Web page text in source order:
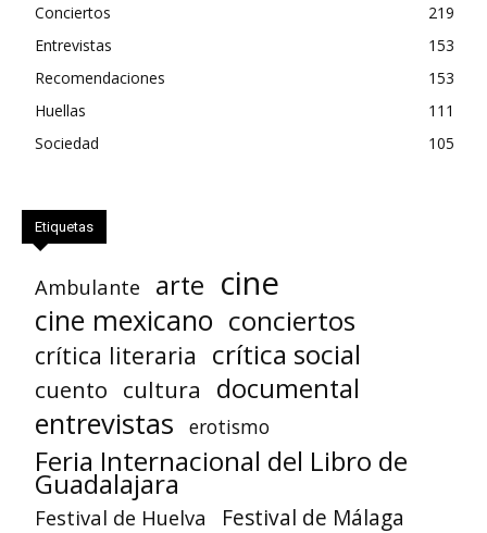
Conciertos
219
Entrevistas
153
Recomendaciones
153
Huellas
111
Sociedad
105
Etiquetas
Ambulante arte cine
cine mexicano conciertos
crítica literaria crítica social
cuento cultura documental
entrevistas erotismo
Feria Internacional del Libro de
Guadalajara
Festival de Huelva Festival de Málaga